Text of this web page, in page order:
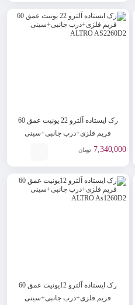
رک ایستاده آلترو 22 یونیت عمق 60
فریم فلزی+درب جانبی+سینی
ALTRO AS2260D27,340,000 تومان
رک ایستاده آلترو 12یونیت عمق 60
فریم فلزی+درب جانبی+سینی